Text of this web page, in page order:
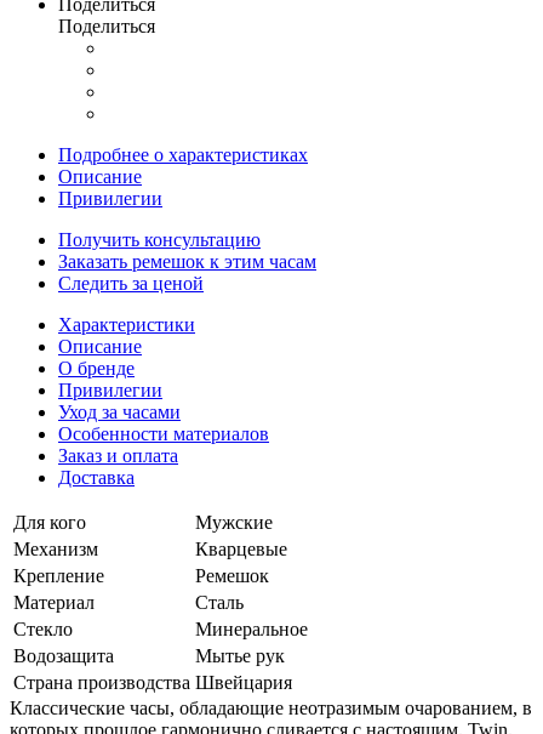
Поделиться
Поделиться
Подробнее о характеристиках
Описание
Привилегии
Получить консультацию
Заказать ремешок к этим часам
Следить за ценой
Характеристики
Описание
О бренде
Привилегии
Уход за часами
Особенности материалов
Заказ и оплата
Доставка
Для кого
Мужские
Механизм
Кварцевые
Крепление
Ремешок
Материал
Сталь
Стекло
Минеральное
Водозащита
Мытье рук
Страна производства Швейцария
Классические часы, обладающие неотразимым очарованием, в